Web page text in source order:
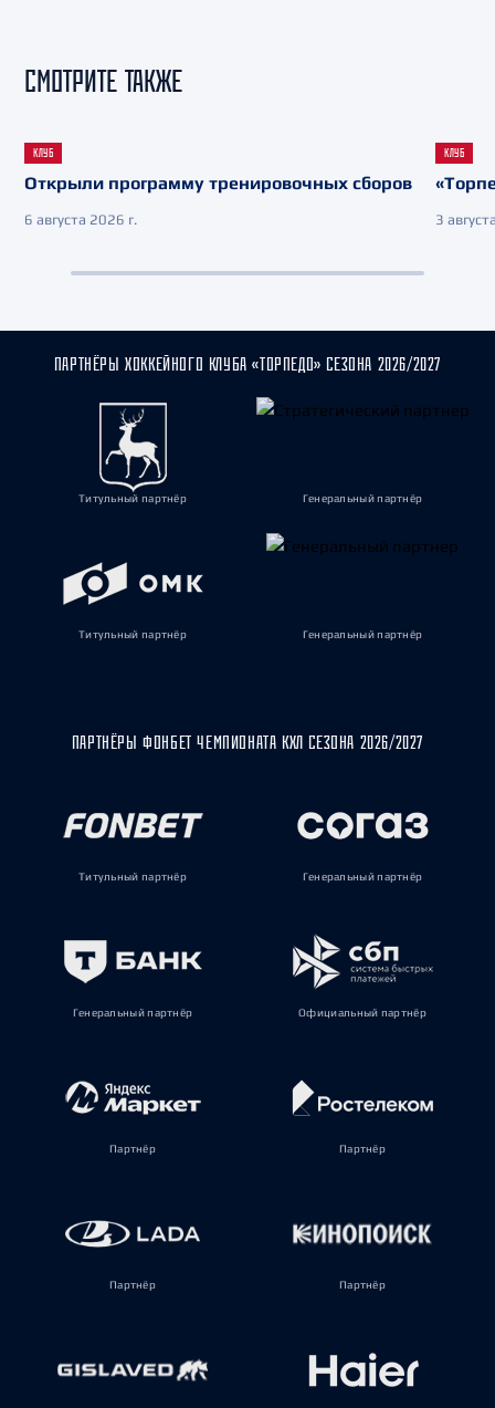
СМОТРИТЕ ТАКЖЕ
КЛУБ
Открыли программу тренировочных сборов
6 августа 2026 г.
КЛУБ
3
ПАРТНЁРЫ ХОККЕЙНОГО КЛУБА «ТОРПЕДО» СЕЗОНА 2026/2027
Титульный партнёр Генеральный партнёр
Титульный партнёр Генеральный партнёр
ПАРТНЁРЫ ФОНБЕТ ЧЕМПИОНАТА КХЛ СЕЗОНА 2026/2027
Титульный партнёр Генеральный партнёр
Генеральный партнёр Официальный партнёр
Партнёр Партнёр
Партнёр Партнёр